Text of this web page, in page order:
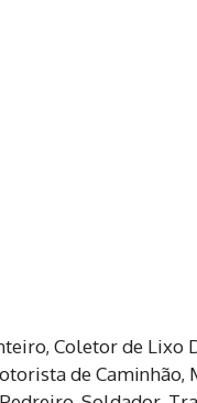
Coletor de Lixo
de